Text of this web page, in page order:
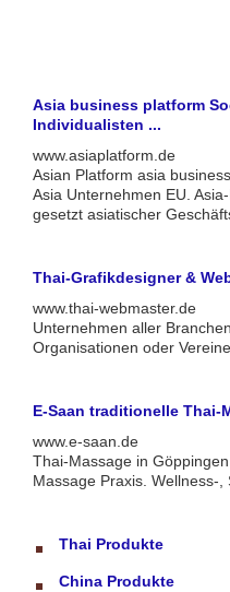
Asia business platform
Individualisten ...
www.asiaplatform.de
Asian Platform asia
Asia Unternehmen EU.
gesetzt asiatischer
Thai-Grafikdesigner &
www.thai-webmaster.de
Unternehmen aller
Organisationen oder
E-Saan traditionelle Thai-
www.e-saan.de
Thai-Massage in
Massage Praxis. Wellness-
Thai Produkte
China Produkte